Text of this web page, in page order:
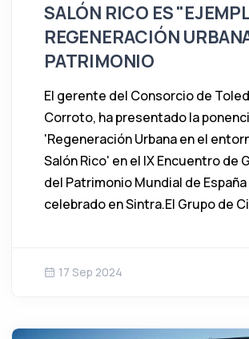
SALÓN RICO ES
REGENERACIÓN
PATRIMONIO
El gerente del Consorcio de
Corroto, ha presentado la
'Regeneración Urbana en el
Salón Rico' en el IX Encuentro de
del Patrimonio Mundial de
celebrado en Sintra.El Grupo de
17 Sep 2024